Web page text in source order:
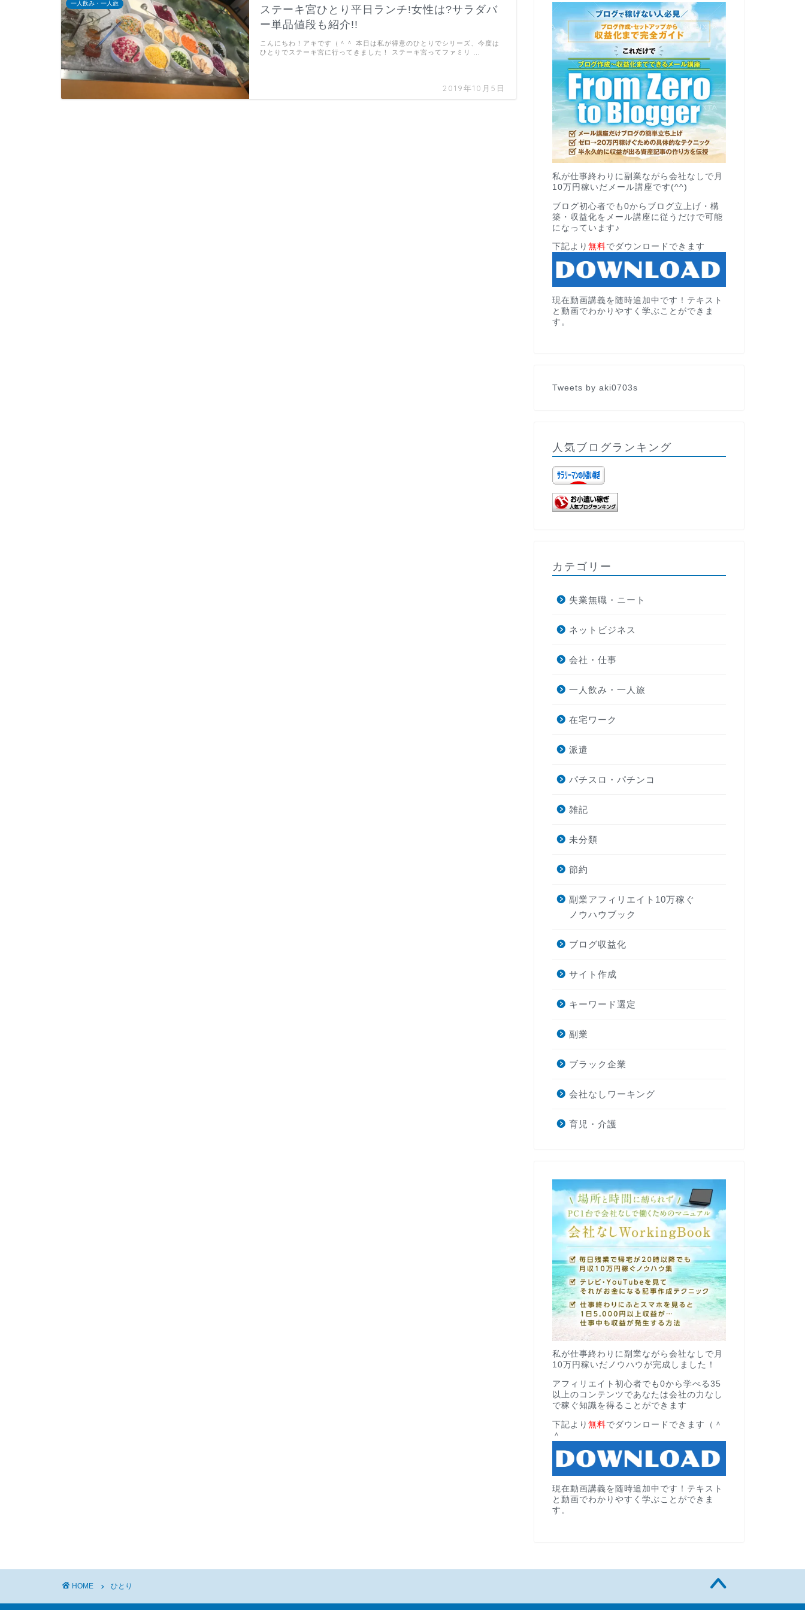
一人飲み・一人旅
ステーキ宮ひとり平日ランチ!女性は?サラダバ
ー単品値段も紹介!!
2019年10月5日
こんにちわ！アキです（＾＾ 本日は私が得意のひとりでシリーズ、今度は
ひとりでステーキ宮に行ってきました！ ステーキ宮ってファミリ …
私が仕事終わりに副業ながら会社なしで月
10万円稼いだメール講座です(^^)
ブログ初心者でも0からブログ立上げ・構
築・収益化をメール講座に従うだけで可能
になっています♪
下記より 無料でダウンロードできます
現在動画講義を随時追加中です！テキスト
と動画でわかりやすく学ぶことができま
す。
Tweets by aki0703s
人気ブログランキング
カテゴリー
失業無職・ニート
ネットビジネス
会社・仕事
一人飲み・一人旅
在宅ワーク
派遣
パチスロ・パチンコ
雑記
未分類
節約
副業アフィリエイト10万稼ぐ
ノウハウブック
ブログ収益化
サイト作成
キーワード選定
副業
ブラック企業
会社なしワーキング
育児・介護
私が仕事終わりに副業ながら会社なしで月
10万円稼いだノウハウが完成しました！
アフィリエイト初心者でも0から学べる35
以上のコンテンツであなたは会社の力なし
で稼ぐ知識を得ることができます
下記より 無料でダウンロードできます（＾
＾
現在動画講義を随時追加中です！テキスト
と動画でわかりやすく学ぶことができま
す。
HOME ひとり